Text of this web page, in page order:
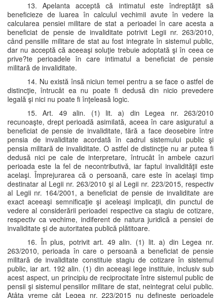
13. Apelanta acceptă că intimatul este îndreptăţit să
beneficieze de luarea în calculul vechimii avute în vedere la
calcularea pensiei militare de stat a perioadei în care acesta a
beneficiat de pensie de invaliditate potrivit Legii nr. 263/2010,
când pensiile militare de stat au fost integrate în sistemul public,
dar nu acceptă că aceeaşi soluţie trebuie adoptată şi în ceea ce
prive?te perioadele în care intimatul a beneficiat de pensie
militară de invaliditate.
14. Nu există însă niciun temei pentru a se face o astfel de
distincţie, întrucât ea nu poate fi dedusă din nicio prevedere
legală şi nici nu poate fi înţeleasă logic.
15. Art. 49 alin. (1) lit. a) din Legea nr. 263/2010
recunoaşte, drept perioadă asimilată, aceea în care asiguratul a
beneficiat de pensie de invaliditate, fără a face deosebire între
pensia de invaliditate acordată în cadrul sistemului public şi
pensia militară de invaliditate. O astfel de distincţie nu ar putea fi
dedusă nici pe cale de interpretare, întrucât în ambele cazuri
perioada este la fel de necontributivă, iar faptul invalidităţii este
acelaşi. Împrejurarea că o persoană, care este în acelaşi timp
destinatar al Legii nr. 263/2010 şi al Legii nr. 223/2015, respectiv
al Legii nr. 164/2001, a beneficiat de pensie de invaliditate are
exact aceeaşi semnificaţie şi aceleaşi implicaţii, din punctul de
vedere al considerării perioadei respective ca stagiu de cotizare,
respectiv ca vechime, indiferent de natura juridică a pensiei de
invaliditate şi de autoritatea publică plătitoare.
16. În plus, potrivit art. 49 alin. (1) lit. a) din Legea nr.
263/2010, perioada în care o persoană a beneficiat de pensie
militară de invaliditate constituie stagiu de cotizare în sistemul
public, iar art. 192 alin. (1) din aceeaşi lege instituie, inclusiv sub
acest aspect, un principiu de reciprocitate între sistemul public de
pensii şi sistemul pensiilor militare de stat, neintegrat celui public.
Atâta vreme cât Legea nr. 223/2015 nu defineşte perioadele